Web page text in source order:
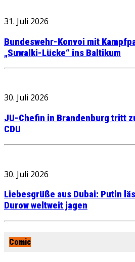
31. Juli 2026
Bundeswehr-Konvoi mit
„Suwalki-Lücke“ ins Baltikum
30. Juli 2026
JU-Chefin in Brandenburg tritt
CDU
30. Juli 2026
Liebesgrüße aus Dubai: Putin
Durow weltweit jagen
Comic